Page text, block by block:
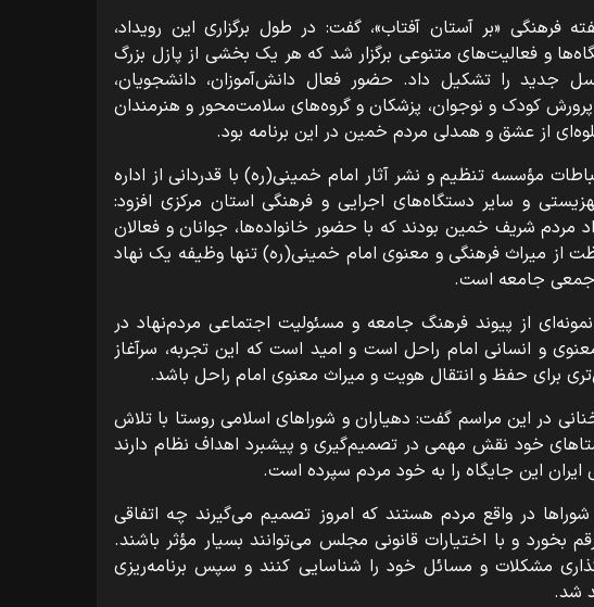
فرهنگی «بر آستان آفتاب»، گفت: در طول برگزاری این رویداد،
و فعالیت‌های متنوعی برگزار شد که هر یک بخشی از پازل بزرگ
جدید را تشکیل داد. حضور فعال دانش‌آموزان، دانشجویان،
پرورش کودک و نوجوان، پزشکان و گروه‌های سلامت‌محور و هنرمندان
از عشق و همدلی مردم خمین در این برنامه بود.
مؤسسه تنظیم و نشر آثار امام خمینی(ره) با قدردانی از اداره
و سایر دستگاه‌های اجرایی و فرهنگی استان مرکزی افزود:
مردم شریف خمین بودند که با حضور خانواده‌ها، جوانان و فعالان
از میراث فرهنگی و معنوی امام خمینی(ره) تنها وظیفه یک نهاد
جمعی جامعه است.
از پیوند فرهنگ جامعه و مسئولیت اجتماعی مردم‌نهاد در
و انسانی امام راحل است و امید است که این تجربه، سرآغاز
برای حفظ و انتقال هویت و میراث معنوی امام راحل باشد.
در این مراسم گفت: دهیاران و شوراهای اسلامی روستا با تلاش
خود نقش مهمی در تصمیم‌گیری و پیشبرد اهداف نظام دارند
این جایگاه را به خود مردم سپرده است.
شوراها در واقع مردم هستند که امروز تصمیم می‌گیرند چه اتفاقی
بخورد و با اختیارات قانونی مجلس می‌توانند بسیار مؤثر باشند.
مشکلات و مسائل خود را شناسایی کنند و سپس برنامه‌ریزی
شد.